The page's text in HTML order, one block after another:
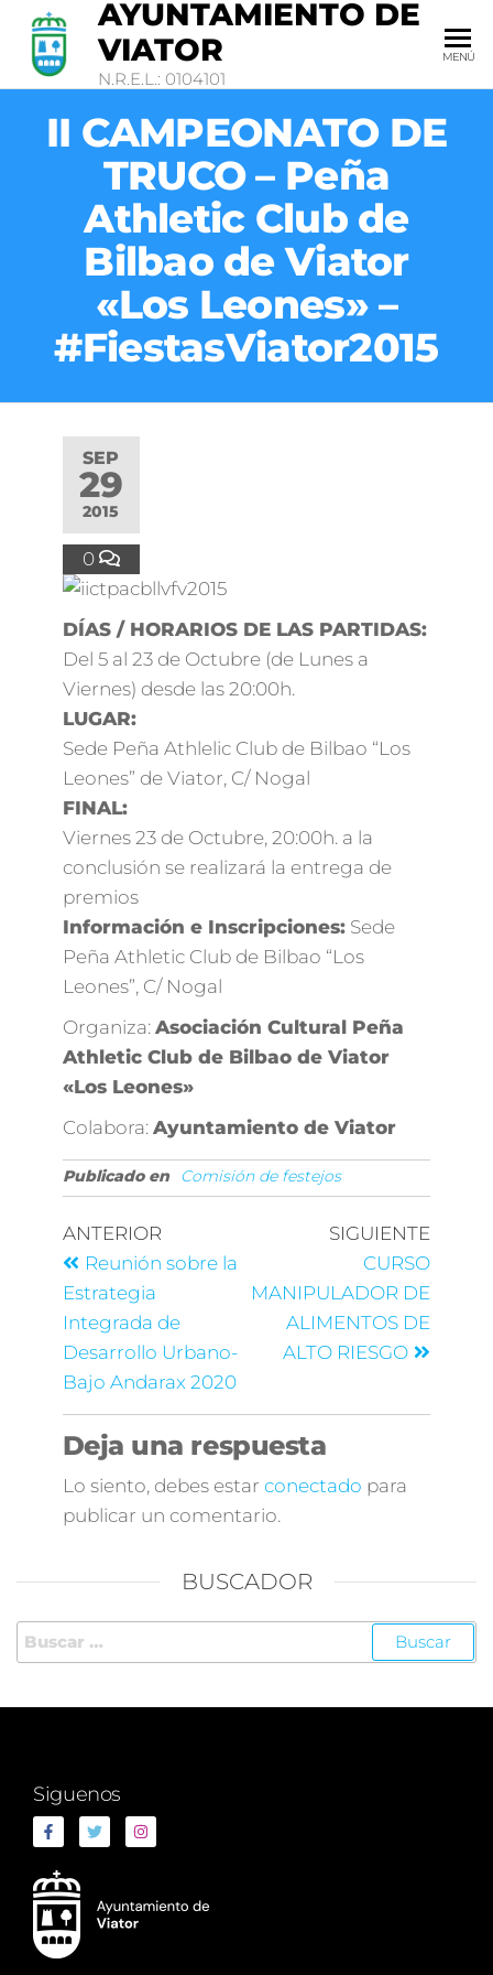
AYUNTAMIENTO DE
VIATOR
N.R.E.L.: 0104101
MENÚ
II CAMPEONATO DE
TRUCO – Peña
Athletic Club de
Bilbao de Viator
«Los Leones» –
#FiestasViator2015
SEP
29
2015
0
DÍAS / HORARIOS DE LAS PARTIDAS:
Del 5 al 23 de Octubre (de Lunes a
Viernes) desde las 20:00h.
LUGAR:
Sede Peña Athlelic Club de Bilbao “Los
Leones” de Viator, C/ Nogal
FINAL:
Viernes 23 de Octubre, 20:00h. a la
conclusión se realizará la entrega de
premios
Información e Inscripciones:Sede
Peña Athletic Club de Bilbao “Los
Leones”, C/ Nogal
Organiza: Asociación Cultural Peña
Athletic Club de Bilbao de Viator
«Los Leones»
Colabora: Ayuntamiento de Viator
Publicado en Comisión de festejos
ANTERIOR
Reunión sobre la
Estrategia
Integrada de
Desarrollo Urbano-
Bajo Andarax 2020
SIGUIENTE
CURSO
MANIPULADOR DE
ALIMENTOS DE
ALTO RIESGO
Deja una respuesta
Lo siento, debes estar conectado para
publicar un comentario.
BUSCADOR
Siguenos